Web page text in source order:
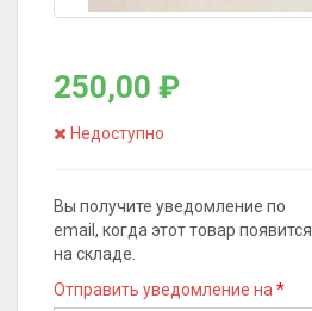
250,00 ₽
Недоступно
Вы получите уведомление по
email, когда этот товар появится
на складе.
Отправить уведомление на